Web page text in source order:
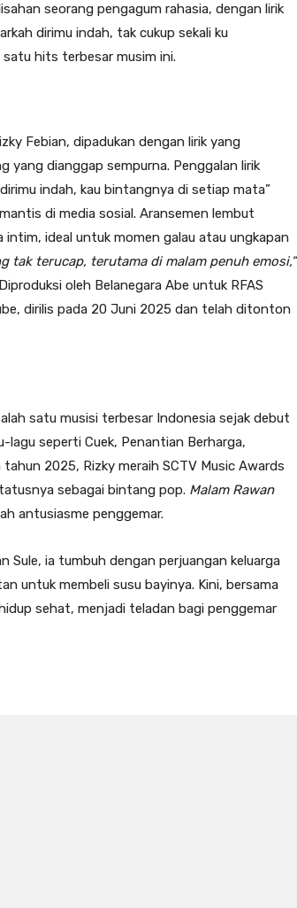
seorang pengagum rahasia, dengan lirik
dirimu indah, tak cukup sekali ku
satu hits terbesar musim ini.
Febian, dipadukan dengan lirik yang
yang dianggap sempurna. Penggalan lirik
indah, kau bintangnya di setiap mata”
di media sosial. Aransemen lembut
ideal untuk momen galau atau ungkapan
tak terucap, terutama di malam penuh emosi,”
oleh Belanegara Abe untuk RFAS
dirilis pada 20 Juni 2025 dan telah ditonton
satu musisi terbesar Indonesia sejak debut
lagu seperti Cuek, Penantian Berharga,
2025, Rizky meraih SCTV Music Awards
sebagai bintang pop. Malam Rawan
antusiasme penggemar.
Sule, ia tumbuh dengan perjuangan keluarga
untuk membeli susu bayinya. Kini, bersama
sehat, menjadi teladan bagi penggemar